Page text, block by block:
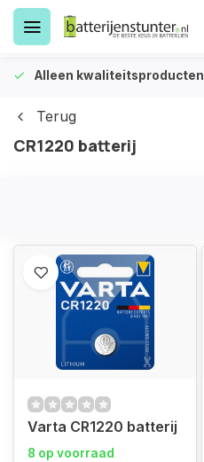
Alleen kwaliteitsproducten
Terug
CR1220 batterij
Varta CR1220 batterij
8 op voorraad